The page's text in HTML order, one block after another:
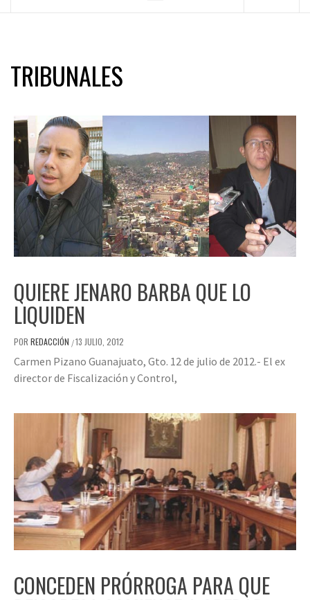
TRIBUNALES
QUIERE JENARO BARBA QUE LO
LIQUIDEN
POR REDACCIÓN /13 JULIO, 2012
Carmen Pizano Guanajuato, Gto. 12 de julio de 2012.- El ex
director de Fiscalización y Control,
CONCEDEN PRÓRROGA PARA QUE